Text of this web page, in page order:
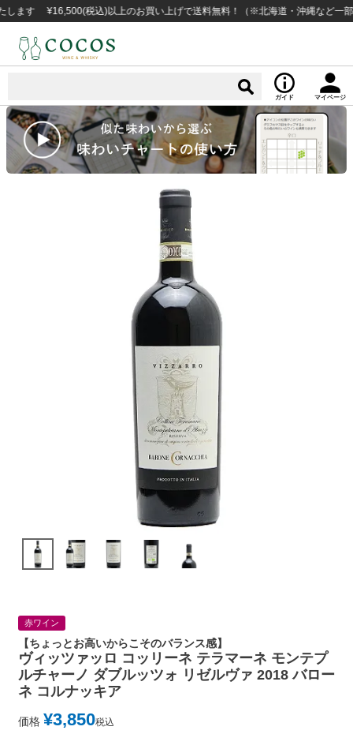
¥16,500(税込)以上のお買い上げで送料無料！（※北海道・沖縄など一部例外
ガイド マイページ
赤ワイン
【ちょっとお高いからこそのバランス感】
ヴィッツァッロ コッリーネ テラマーネ モンテプ
ルチャーノ ダブルッツォ リゼルヴァ 2018 バロー
ネ コルナッキア
価格 ¥3,850税込